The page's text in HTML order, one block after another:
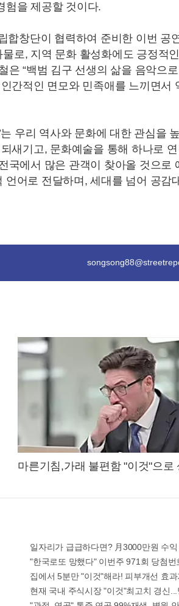
험을 제공할 것이다.
창단이 협력하여 준비한 이번 공
로, 지역 문화 활성화에도 긍정적인
은 “백범 김구 선생의 삶을 음악으
간적인 면모와 민족애를 느끼면서
우리 역사와 문화에 대한 관심을
새기고, 문화예술을 통해 하나로 연
에서 많은 관객이 찾아올 것으로
어로 전달하며, 세대를 넘어 공감
마른기침,가래 불편함 "이것"으로
선착순 100% 무료 경품지원!!
일자리가 급급하다면? 月3000만원 수
"한국로또 망했다" 이번주 971회 당첨
집에서 5분만 "이것"해라! 피부개선 효과
현재 국내 주식시장 "이것"최고치 경신...